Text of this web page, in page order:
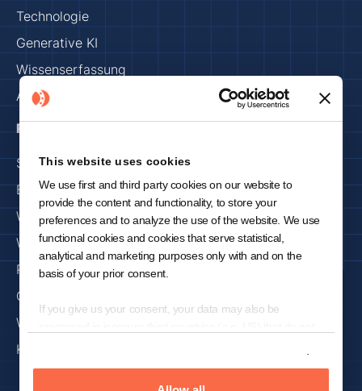
This website uses cookies
We use first and third party cookies on our website to
provide the content and functionality, to store your
preferences and to analyze the use of the website. We use
functional cookies and cookies that serve statistical,
analytical and marketing purposes only with and on the
basis of your prior consent.
If you give us your consent, your data may also be
Technologie
Generative KI
Wissenserfassung
Anlagen und Fabrik
Resources
Sicherheit und Vertrauen
Blog
Webinars
Whitepapers
Presse
Get Started
Warum KNOWRON
Karriere